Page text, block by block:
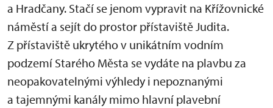
a Hradčany. Stačí se jenom vypravit na Křížovnické
náměstí a sejít do prostor přístaviště Judita.
Z přístaviště ukrytého v unikátním vodním
podzemí Starého Města se vydáte na plavbu za
neopakovatelnými výhledy i nepoznanými
a tajemnými kanály mimo hlavní plavební